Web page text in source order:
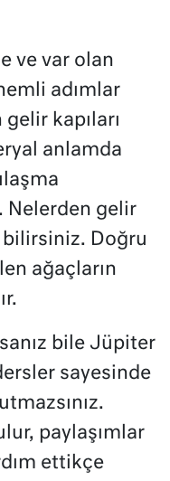
ve var olan
adımlar
kapıları
anlamda
Nelerden gelir
bilirsiniz. Doğru
ağaçların
bile Jüpiter
sayesinde
paylaşımlar
ettikçe